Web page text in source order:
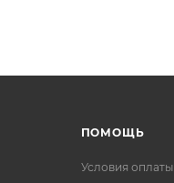
ПОМОЩЬ
Условия оплаты